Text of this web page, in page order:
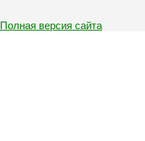
Полная версия сайта